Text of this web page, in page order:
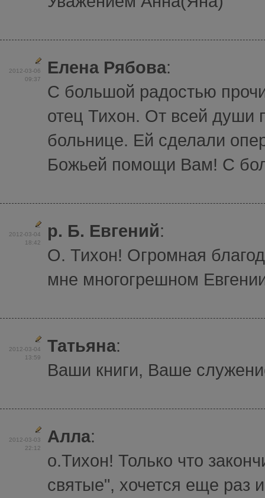
2012-03-06
09:37
Елена Рябова:
С большой радостью
отец Тихон. От всей души
больнице. Ей сделали
Божьей помощи Вам! С
2012-03-04
18:42
р. Б. Евгений:
О. Тихон! Огромная
мне многогрешном
2012-03-04
13:59
Татьяна:
Ваши книги, Ваше
2012-03-03
22:12
Алла:
о.Тихон! Только что
святые", хочется еще раз